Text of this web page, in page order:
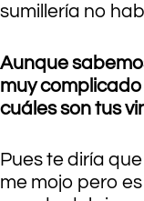
sumillería no
Aunque
muy
cuáles son tus
Pues te diría
me mojo pero